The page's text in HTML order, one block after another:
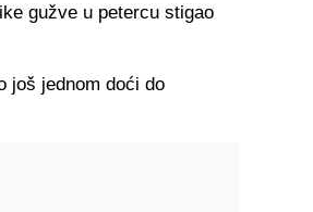
gužve u petercu stigao
još jednom doći do